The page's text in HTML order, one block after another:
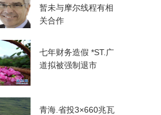
暂未与摩尔线程有相
关合作
七年财务造假 *ST.广
道拟被强制退市
青海.省投3×660兆瓦